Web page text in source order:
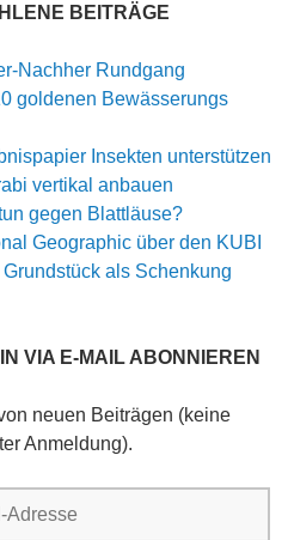
BEITRÄGE
Nachher Rundgang
goldenen Bewässerungs
Insekten unterstützen
vertikal anbauen
gegen Blattläuse?
Geographic über den KUBI
Grundstück als Schenkung
VIA E-MAIL ABONNIEREN
neuen Beiträgen (keine
Anmeldung).